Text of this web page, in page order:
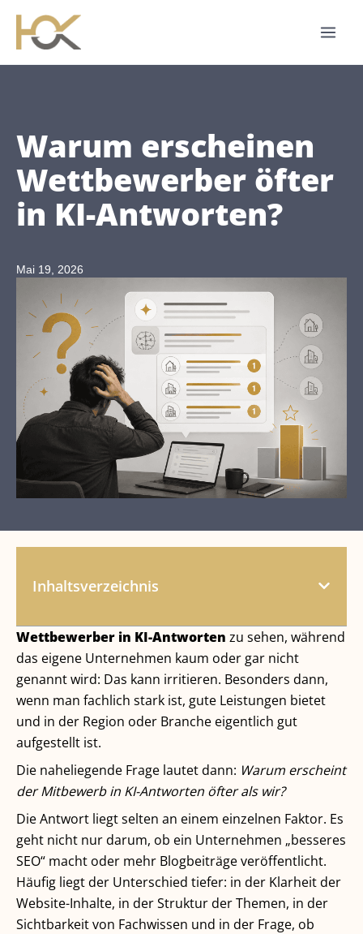
Inhalt
springen
Warum erscheinen
Wettbewerber öfter
in KI-Antworten?
Mai 19, 2026
Inhaltsverzeichnis
Wettbewerber in KI-Antworten zu sehen, während
das eigene Unternehmen kaum oder gar nicht
genannt wird: Das kann irritieren. Besonders dann,
wenn man fachlich stark ist, gute Leistungen bietet
und in der Region oder Branche eigentlich gut
aufgestellt ist.
Die naheliegende Frage lautet dann: Warum erscheint
der Mitbewerb in KI-Antworten öfter als wir?
Die Antwort liegt selten an einem einzelnen Faktor. Es
geht nicht nur darum, ob ein Unternehmen „besseres
SEO“ macht oder mehr Blogbeiträge veröffentlicht.
Häufig liegt der Unterschied tiefer: in der Klarheit der
Website-Inhalte, in der Struktur der Themen, in der
Sichtbarkeit von Fachwissen und in der Frage, ob